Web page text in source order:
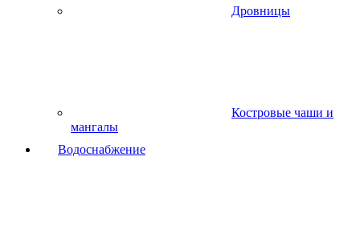
Дровницы
Костровые чаши и
мангалы
Водоснабжение